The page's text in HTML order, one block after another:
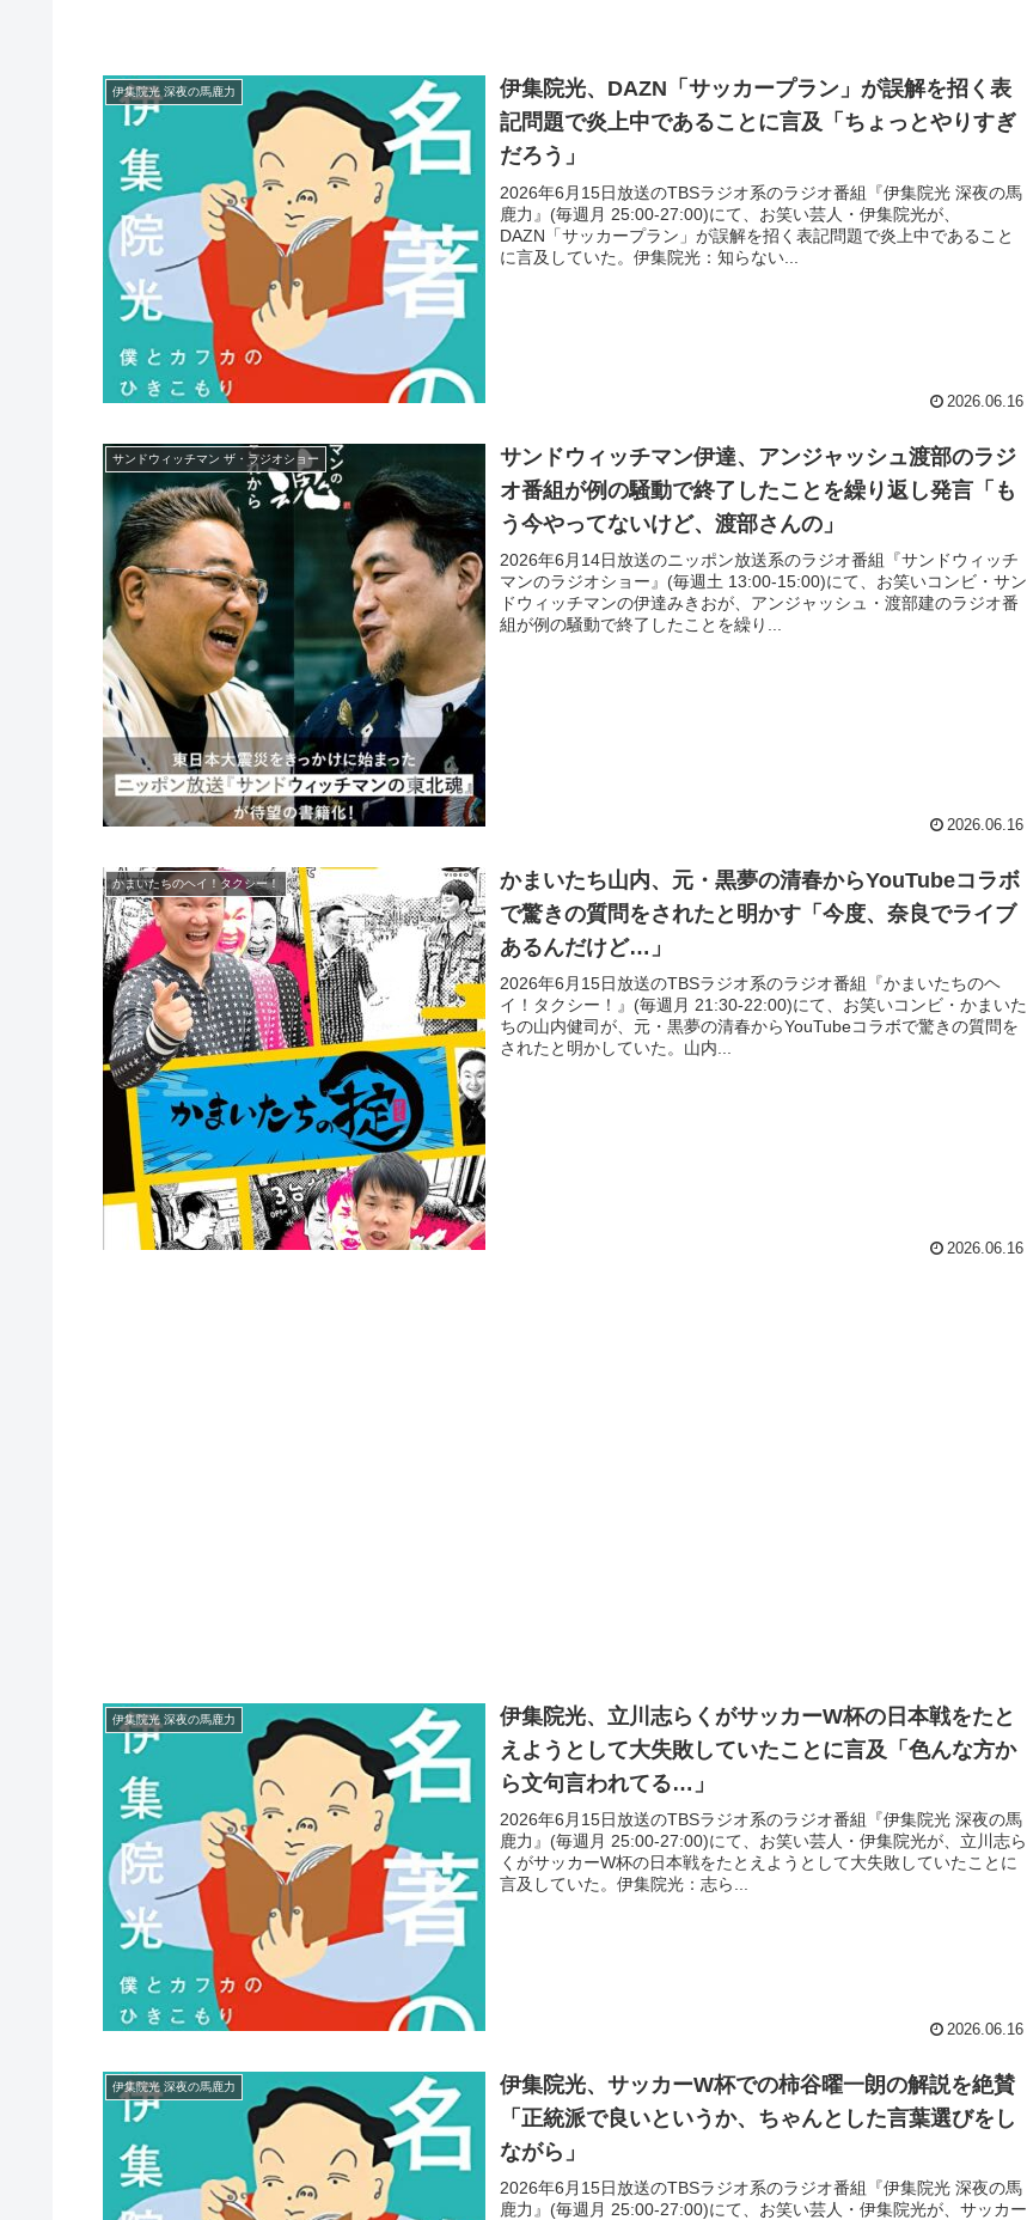
伊集院光 深夜の馬鹿力
伊集院光、DAZN「サッカープラン」が誤解を招く表
記問題で炎上中であることに言及「ちょっとやりすぎ
だろう」
2026年6月15日放送のTBSラジオ系のラジオ番組『伊集院光 深夜の馬
鹿力』(毎週月 25:00-27:00)にて、お笑い芸人・伊集院光が、
DAZN「サッカープラン」が誤解を招く表記問題で炎上中であること
に言及していた。伊集院光：知らない...
2026.06.16
サンドウィッチマン ザ・ラジオショー
サンドウィッチマン伊達、アンジャッシュ渡部のラジ
オ番組が例の騒動で終了したことを繰り返し発言「も
う今やってないけど、渡部さんの」
2026年6月14日放送のニッポン放送系のラジオ番組『サンドウィッチ
マンのラジオショー』(毎週土 13:00-15:00)にて、お笑いコンビ・サン
ドウィッチマンの伊達みきおが、アンジャッシュ・渡部建のラジオ番
組が例の騒動で終了したことを繰り...
2026.06.16
かまいたちのヘイ！タクシー！
かまいたち山内、元・黒夢の清春からYouTubeコラボ
で驚きの質問をされたと明かす「今度、奈良でライブ
あるんだけど…」
2026年6月15日放送のTBSラジオ系のラジオ番組『かまいたちのヘ
イ！タクシー！』(毎週月 21:30-22:00)にて、お笑いコンビ・かまいた
ちの山内健司が、元・黒夢の清春からYouTubeコラボで驚きの質問を
されたと明かしていた。山内...
2026.06.16
伊集院光 深夜の馬鹿力
伊集院光、立川志らくがサッカーW杯の日本戦をたと
えようとして大失敗していたことに言及「色んな方か
ら文句言われてる…」
2026年6月15日放送のTBSラジオ系のラジオ番組『伊集院光 深夜の馬
鹿力』(毎週月 25:00-27:00)にて、お笑い芸人・伊集院光が、立川志ら
くがサッカーW杯の日本戦をたとえようとして大失敗していたことに
言及していた。伊集院光：志ら...
2026.06.16
伊集院光 深夜の馬鹿力
伊集院光、サッカーW杯での柿谷曜一朗の解説を絶賛
「正統派で良いというか、ちゃんとした言葉選びをし
ながら」
2026年6月15日放送のTBSラジオ系のラジオ番組『伊集院光 深夜の馬
鹿力』(毎週月 25:00-27:00)にて、お笑い芸人・伊集院光が、サッカー